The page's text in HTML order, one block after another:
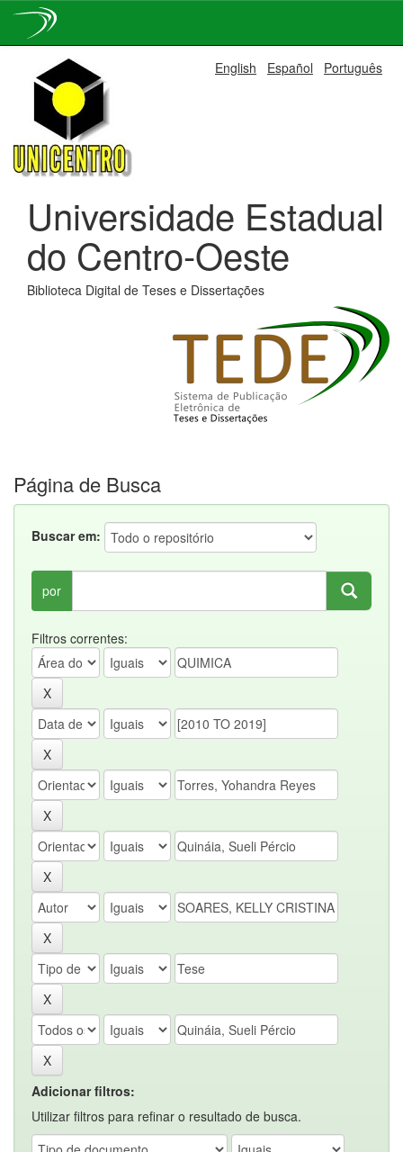
navigation
English Español Português
Universidade Estadual
do Centro-Oeste
Biblioteca Digital de Teses e Dissertações
Página de Busca
Buscar em:
por
Filtros correntes:
Adicionar filtros:
Utilizar filtros para refinar o resultado de busca.